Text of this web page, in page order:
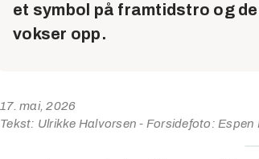
et symbol på framtidstro og
vokser opp.
17. mai, 2026
Tekst: Ulrikke Halvorsen - Forsidefoto: Espen